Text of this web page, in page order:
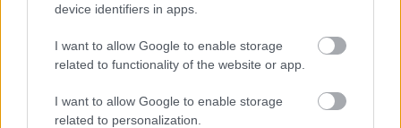
device identifiers in apps.
I want to allow Google to enable storage
related to functionality of the website or app.
I want to allow Google to enable storage
related to personalization.